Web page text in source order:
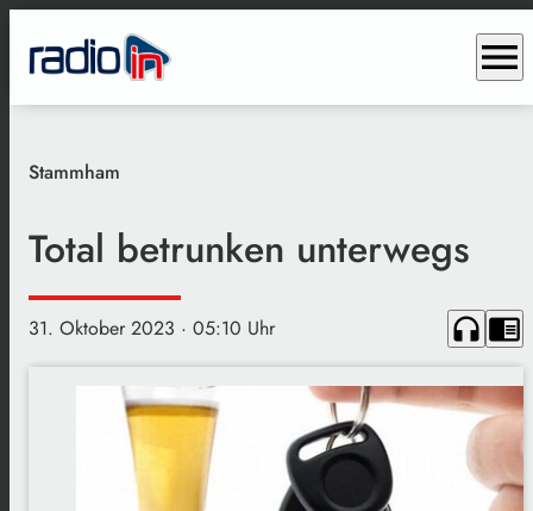
menu
Stammham
Total betrunken unterwegs
31. Oktober 2023 · 05:10 Uhr headphones chrome_reader_mode